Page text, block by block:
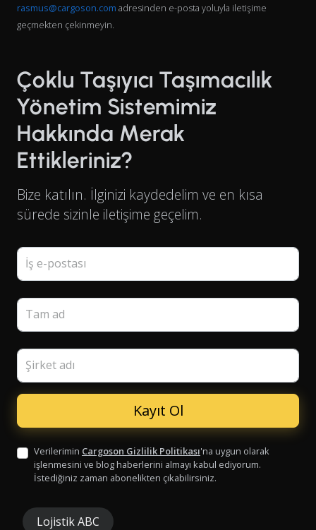
rasmus@cargoson.com adresinden e-posta yoluyla iletişime
geçmekten çekinmeyin.
Çoklu Taşıyıcı Taşımacılık
Yönetim Sistemimiz
Hakkında Merak
Ettikleriniz?
Bize katılın. İlginizi kaydedelim ve en kısa
sürede sizinle iletişime geçelim.
İş e-postası
Tam ad
Şirket adı
Verilerimin Cargoson Gizlilik Politikası'na uygun olarak
işlenmesini ve blog haberlerini almayı kabul ediyorum.
İstediğiniz zaman abonelikten çıkabilirsiniz.
Lojistik ABC